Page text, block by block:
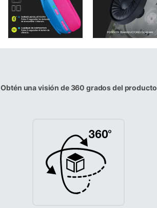
Obtén una visión de 360 grados del producto